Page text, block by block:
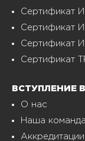
Сертификат
Сертификат
Сертификат
Сертификат
ВСТУПЛЕНИЕ
О нас
Наша команда
Аккредитации